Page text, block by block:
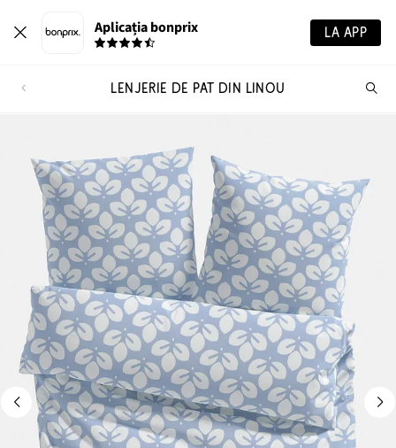
Aplicația bonprix LA APP
LENJERIE DE PAT DIN LINOU